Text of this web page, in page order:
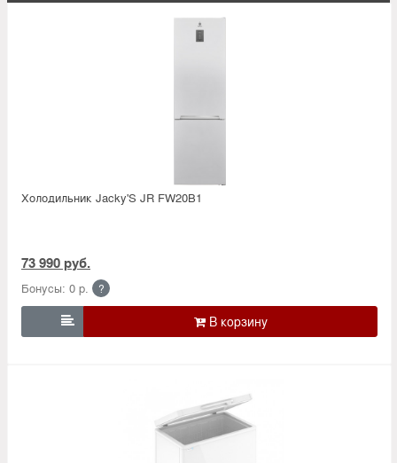
Холодильник Jacky'S JR FW20B1
73 990 руб.
Бонусы: 0 р. ?
